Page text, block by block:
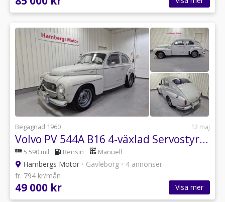
Begagnad 1960 12 maj
Volvo PV 544A B16 4-växlad Servostyrning 60hk
5 590 mil Bensin Manuell
Hambergs Motor • Gävleborg • 4 annonser
fr. 794 kr/mån
49 000 kr Visa mer